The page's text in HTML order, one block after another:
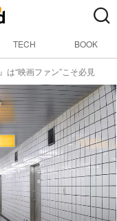
TECH BOOK
は“映画ファン”こそ必見